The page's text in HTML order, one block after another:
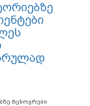
მცხოვრები